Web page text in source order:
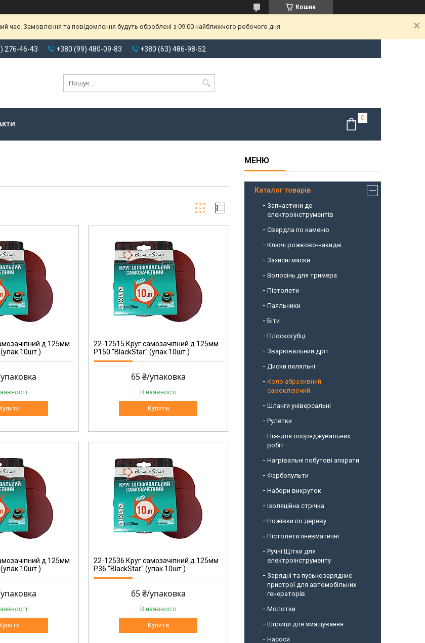
Кошик
час. Замовлення та повідомлення будуть оброблені з 09:00 найближчого робочого дня
276-46-43 +380 (99) 480-09-83 +380 (63) 486-98-52
д.125мм
22-12515
22-12515 Круг самозачіпний д.125мм
Р150 ''BlackStar'' (упак.10шт.)
65 ₴/упаковка
В наявності
Купити
д.125мм
22-12536
22-12536 Круг самозачіпний д.125мм
Р36 ''BlackStar'' (упак.10шт.)
65 ₴/упаковка
В наявності
Купити
Каталог товарів
Запчастини до
електроінструментів
Свердла по каменю
Ключі рожково-накидні
Захисні маски
Волосінь для тримера
Пістолети
Паяльники
Біти
Плоскогубці
Зварювальний дріт
Диски пиляльні
Коло абразивний
самоклеючий
Шланги універсальні
Рулетки
Ніж-для опоряджувальних
робіт
Нагрівальні побутові апарати
Фарбопульти
Набори викруток
Ізоляційна стрічка
Ножівки по дереву
Пістолети пневматичні
Ручні Щітки для
електроінструменту
Зарядні та пуськозарядниє
пристрої для автомобільних
генераторів
Молотки
Шприци для змащування
Насоси